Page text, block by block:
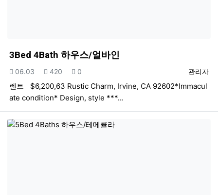
3Bed 4Bath 하우스/얼바인
등록자
관리자
등록일
06.03 조회
420 추천
0
렌트
$6,200,63 Rustic Charm, Irvine, CA 92602*Immacul
ate condition* Design, style ***…